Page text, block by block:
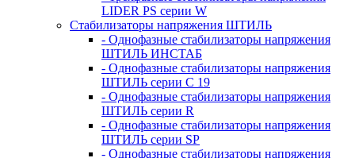
LIDER PS серии W
Стабилизаторы напряжения ШТИЛЬ
- Однофазные стабилизаторы напряжения
ШТИЛЬ ИНСТАБ
- Однофазные стабилизаторы напряжения
ШТИЛЬ серии C 19
- Однофазные стабилизаторы напряжения
ШТИЛЬ серии R
- Однофазные стабилизаторы напряжения
ШТИЛЬ серии SP
- Однофазные стабилизаторы напряжения